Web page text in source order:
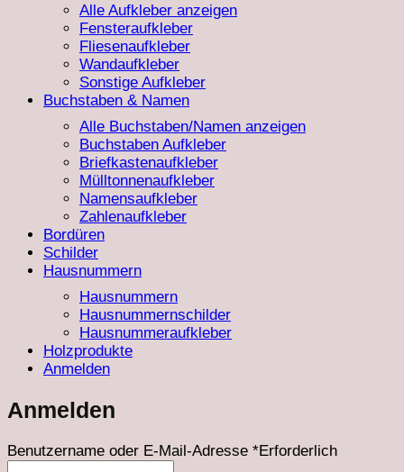
Alle Aufkleber anzeigen
Fensteraufkleber
Fliesenaufkleber
Wandaufkleber
Sonstige Aufkleber
Buchstaben & Namen
Alle Buchstaben/Namen anzeigen
Buchstaben Aufkleber
Briefkastenaufkleber
Mülltonnenaufkleber
Namensaufkleber
Zahlenaufkleber
Bordüren
Schilder
Hausnummern
Hausnummern
Hausnummernschilder
Hausnummeraufkleber
Holzprodukte
Anmelden
Anmelden
Benutzername oder E-Mail-Adresse *Erforderlich